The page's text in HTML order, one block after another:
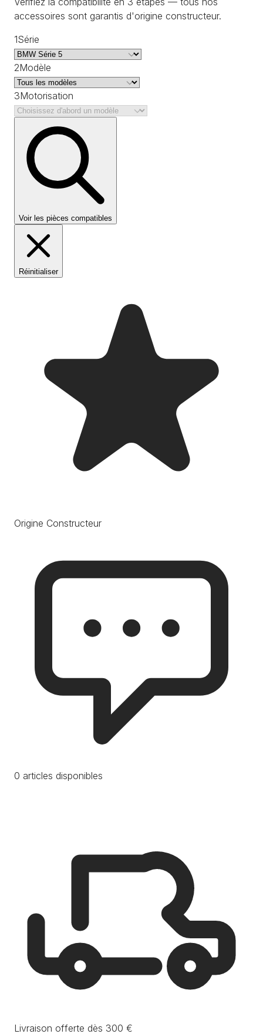
accessoires sont garantis d'origine constructeur.
1Série
2Modèle
3Motorisation
Voir les pièces compatibles
Réinitialiser
Origine Constructeur
0 articles disponibles
Livraison offerte dès 300 €